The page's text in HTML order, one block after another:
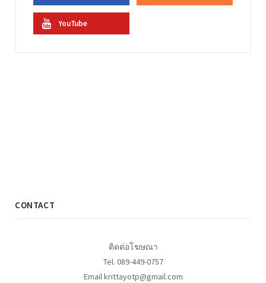
YouTube
CONTACT
ติดต่อโฆษณา
Tel. 089-449-0757
Email krittayotp@gmail.com